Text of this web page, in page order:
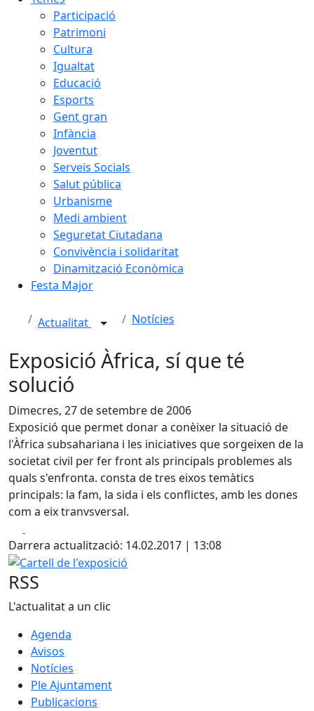
Participació
Patrimoni
Cultura
Igualtat
Educació
Esports
Gent gran
Infància
Joventut
Serveis Socials
Salut pública
Urbanisme
Medi ambient
Seguretat Ciutadana
Convivència i solidaritat
Dinamització Econòmica
Festa Major
Actualitat Notícies
Exposició Àfrica, sí que té
solució
Dimecres, 27 de setembre de 2006
Exposició que permet donar a conèixer la situació de
l'Àfrica subsahariana i les iniciatives que sorgeixen de la
societat civil per fer front als principals problemes als
quals s'enfronta. consta de tres eixos temàtics
principals: la fam, la sida i els conflictes, amb les dones
com a eix tranvsversal.
Darrera actualització: 14.02.2017 | 13:08
Cartell de l'exposició
RSS
L'actualitat a un clic
Agenda
Avisos
Notícies
Ple Ajuntament
Publicacions